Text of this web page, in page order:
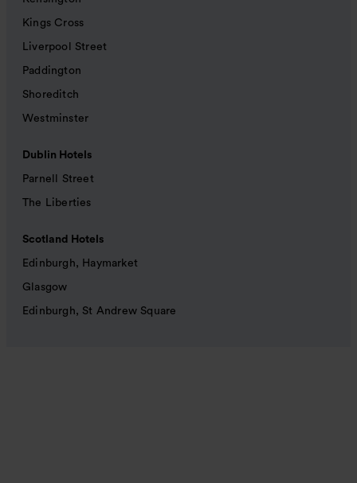
Kings Cross
Liverpool Street
Paddington
Shoreditch
Westminster
Dublin Hotels
Parnell Street
The Liberties
Scotland Hotels
Edinburgh, Haymarket
Glasgow
Edinburgh, St Andrew Square